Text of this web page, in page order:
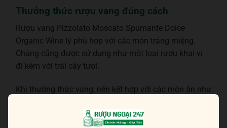
Thưởng thức rượu vang đúng cách
Rượu vang Pizzolato Moscato Spumante Dolce
Organic Wine lý phù hợp với các món tráng miệng.
Chúng cũng được sử dụng như một loại rượu khai vị
đi kèm với trái cây tươi.
Khi thưởng thức vang, nên kết hợp với các món ăn như
Pannacota với quả mọng, ánh nướng, bánh táo…